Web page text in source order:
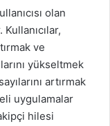
olan
ve
yükseltmek
artırmak
uygulamalar
hilesi